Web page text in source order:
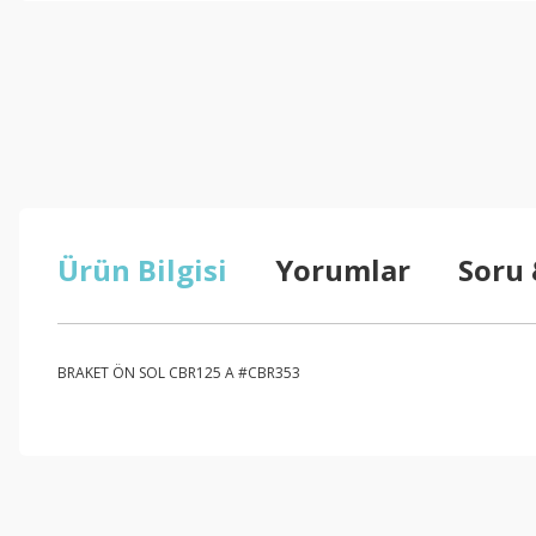
Ürün Bilgisi Yorumlar Soru
BRAKET ÖN SOL CBR125 A #CBR353